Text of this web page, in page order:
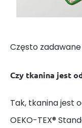
Często
Czy tkanina jest
Tak, tkanina jest
OEKO-TEX®